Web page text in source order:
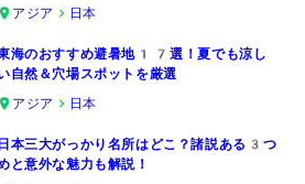
アジア
日本
海のおすすめ避暑地17選！夏でも涼し
自然＆穴場スポットを厳選
アジア
日本
日本三大がっかり名所はどこ？諸説ある3つ
と意外な魅力も解説！